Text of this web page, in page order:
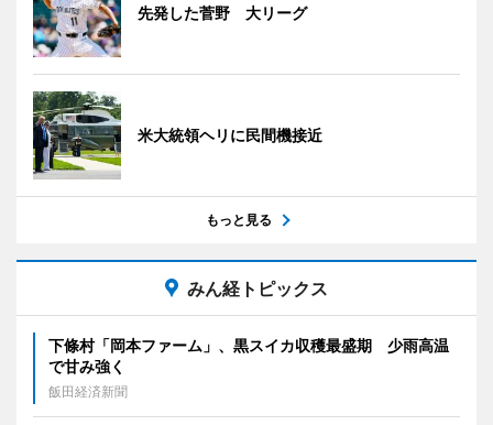
先発した菅野 大リーグ
米大統領ヘリに民間機接近
もっと見る
みん経トピックス
下條村「岡本ファーム」、黒スイカ収穫最盛期 少雨高温
で甘み強く
飯田経済新聞